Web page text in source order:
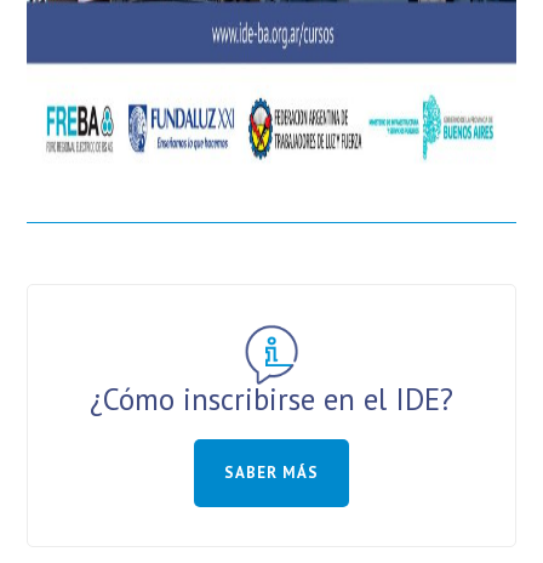
¿Cómo inscribirse en el IDE?
SABER MÁS